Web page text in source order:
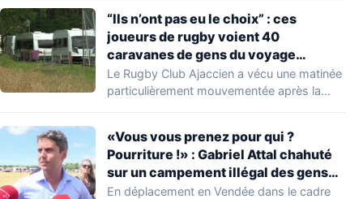
“Ils n’ont pas eu le choix” : ces
joueurs de rugby voient 40
caravanes de gens du voyage
s’installer dans leur stade, ils les
délogent en moins d’1 heure
Le Rugby Club Ajaccien a vécu une matinée
particulièrement mouvementée après la
«Vous vous prenez pour qui ?
Pourriture !» : Gabriel Attal chahuté
sur un campement illégal des gens
du voyage
En déplacement en Vendée dans le cadre